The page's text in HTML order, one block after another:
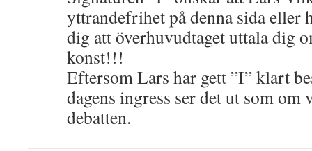
yttrandefrihet på denna sida eller
dig att överhuvudtaget uttala dig
konst!!!
Eftersom Lars har gett ”I” klart
dagens ingress ser det ut som om
debatten.